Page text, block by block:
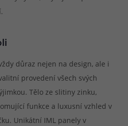
důraz nejen na design, ale i
provedení všech svých
Tělo ze slitiny zinku,
funkce a luxusní vzhled v
Unikátní IML panely v